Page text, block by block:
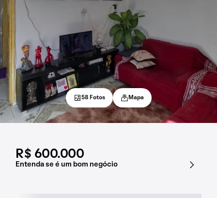
R$ 600.000
Entenda se é um bom negócio
58 Fotos Mapa